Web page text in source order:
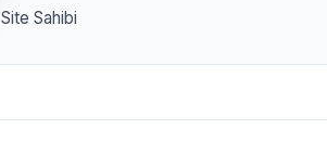
Site Sahibi